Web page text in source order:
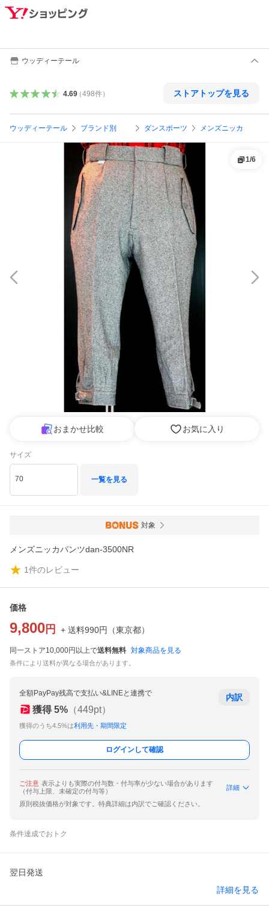
ウッディーテール
4.69（498件） ストアトップを見る
ウッディーテール ブランド別 ダンスポーツ メンズニッカ
1/6
おまかせ比較 お気に入り
サイズ
70 一覧を見る
対象
メンズニッカパンツdan-3500NR
1件のレビュー
価格
9,800 円 + 送料990円 （東京都）
同一ストア10,000円以上で送料無料 対象商品を見る
条件により送料が異なる場合があります。
全額PayPay残高で支払い&LINEと連携で
獲得 5% （449pt）
獲得のうち4.5%は利用先・期間限定
内訳
ログインして確認
ご注意 表示よりも実際の付与数・付与率が少ない場合があります
（付与上限、未確定の付与等）
詳細
原則税抜価格が対象です。特典詳細は内訳でご確認ください。
条件達成でおトク
翌日発送
詳細を見る